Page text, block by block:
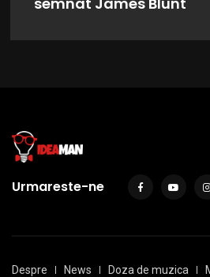
semnat James Blunt
Urmareste-ne
Despre News Doza de muzica